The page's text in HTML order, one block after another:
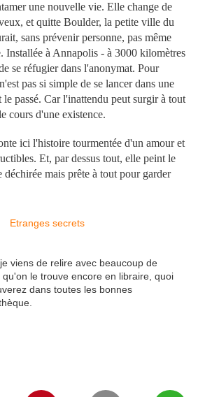
une nouvelle vie. Elle change de
et quitte Boulder, la petite ville du
sans prévenir personne, pas même
Installée à Annapolis - à 3000 kilomètres
se réfugier dans l'anonymat. Pour
pas si simple de se lancer dans une
passé. Car l'inattendu peut surgir à tout
cours d'une existence.
ici l'histoire tourmentée d'un amour et
Et, par dessus tout, elle peint le
déchirée mais prête à tout pour garder
viens de relire avec beaucoup de
le trouve encore en libraire, quoi
dans toutes les bonnes